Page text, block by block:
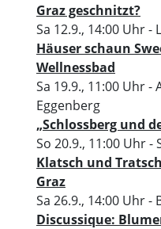
Graz geschnitzt?
Sa 12.9., 14:00 Uhr-
Häuser schaun
Wellnessbad
Sa 19.9., 11:00 Uhr-
Eggenberg
„Schlossberg und
So 20.9., 11:00 Uhr-
Klatsch und
Graz
Sa 26.9., 14:00 Uhr-
Discussique: